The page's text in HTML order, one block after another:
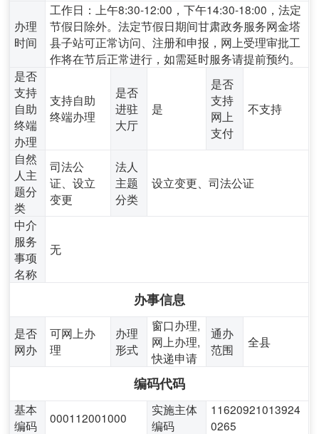
办理
时间
工作日：上午8:30-12:00，下午14:30-18:00，法定
节假日除外。法定节假日期间甘肃政务服务网金塔
县子站可正常访问、注册和申报，网上受理审批工
作将在节后正常进行，如需延时服务请提前预约。
是否
支持
自助
终端
办理
支持自助
终端办理
是否
进驻
大厅
是
是否
支持
网上
支付
不支持
自然
人主
题分
类
司法公
证、设立
变更
法人
主题
分类
设立变更、司法公证
中介
服务
事项
名称
无
办事信息
是否
网办
可网上办
理
办理
形式
窗口办理,
网上办理,
快递申请
通办
范围
全县
编码代码
基本
编码
000112001000
实施主体
编码
11620921013924
0265